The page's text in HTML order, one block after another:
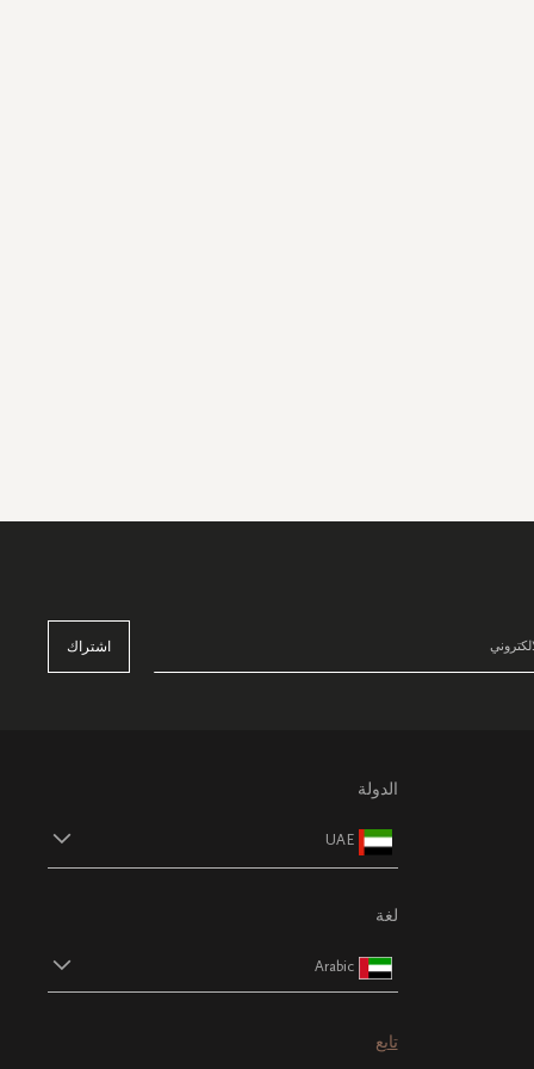
اشتراك
الدولة
UAE
لغة
Arabic
تابع